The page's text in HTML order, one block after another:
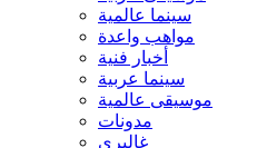
سينما عالمية
مواهب واعدة
أخبار فنية
سينما عربية
موسيقى عالمية
مدونات
غاليري